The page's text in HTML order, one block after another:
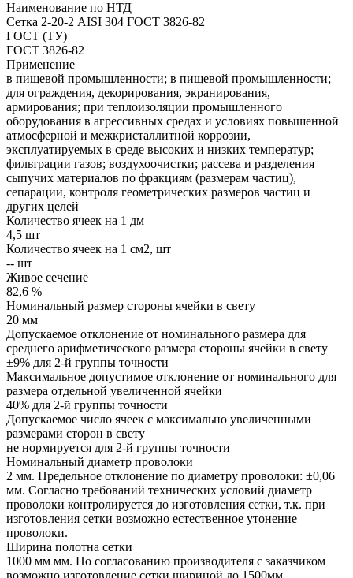
Наименование по НТД
Сетка 2-20-2 AISI 304 ГОСТ 3826-82
ГОСТ (ТУ)
ГОСТ 3826-82
Применение
в пищевой промышленности; в пищевой промышленности;
для ограждения, декорирования, экранирования,
армирования; при теплоизоляции промышленного
оборудования в агрессивных средах и условиях повышенной
атмосферной и межкристаллитной коррозии,
эксплуатируемых в среде высоких и низких температур;
фильтрации газов; воздухоочистки; рассева и разделения
сыпучих материалов по фракциям (размерам частиц),
сепарации, контроля геометрических размеров частиц и
других целей
Количество ячеек на 1 дм
4,5 шт
Количество ячеек на 1 см2, шт
-- шт
Живое сечение
82,6 %
Номинальный размер стороны ячейки в свету
20 мм
Допускаемое отклонение от номинального размера для
среднего арифметического размера стороны ячейки в свету
±9% для 2-й группы точности
Максимальное допустимое отклонение от номинального для
размера отдельной увеличенной ячейки
40% для 2-й группы точности
Допускаемое число ячеек с максимально увеличенными
размерами сторон в свету
не нормируется для 2-й группы точности
Номинальный диаметр проволоки
2 мм. Предельное отклонение по диаметру проволоки: ±0,06
мм. Согласно требований технических условий диаметр
проволоки контролируется до изготовления сетки, т.к. при
изготовления сетки возможно естественное утонение
проволоки.
Ширина полотна сетки
1000 мм мм. По согласованию производителя с заказчиком